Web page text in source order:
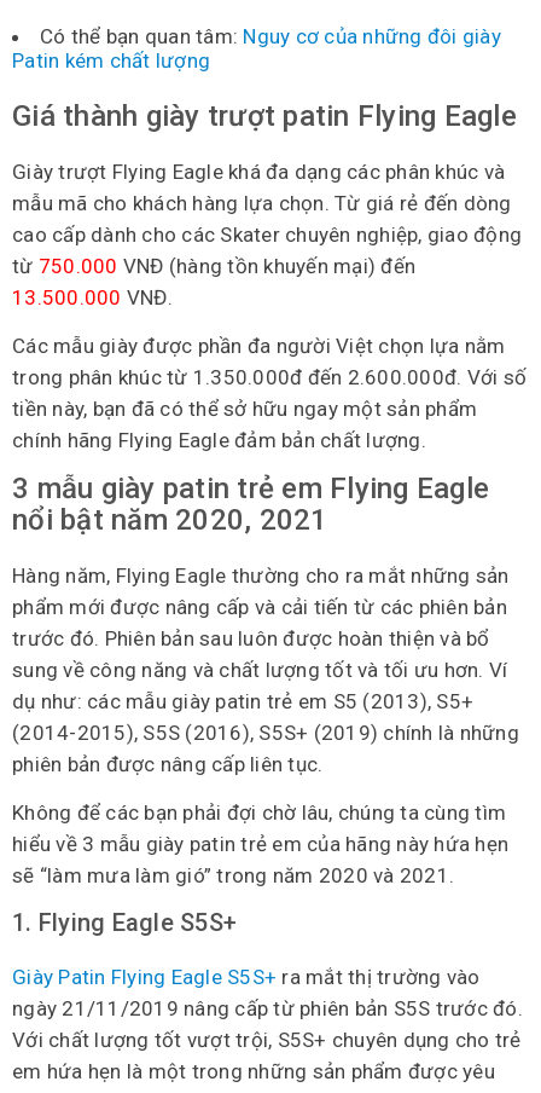
Có thể bạn quan tâm: Nguy cơ của những đôi giày
Patin kém chất lượng
Giá thành giày trượt patin Flying Eagle
Giày trượt Flying Eagle khá đa dạng các phân khúc và
mẫu mã cho khách hàng lựa chọn. Từ giá rẻ đến dòng
cao cấp dành cho các Skater chuyên nghiệp, giao động
từ 750.000 VNĐ (hàng tồn khuyến mại) đến
13.500.000 VNĐ.
Các mẫu giày được phần đa người Việt chọn lựa nằm
trong phân khúc từ 1.350.000đ đến 2.600.000đ. Với số
tiền này, bạn đã có thể sở hữu ngay một sản phẩm
chính hãng Flying Eagle đảm bản chất lượng.
3 mẫu giày patin trẻ em Flying Eagle
nổi bật năm 2020, 2021
Hàng năm, Flying Eagle thường cho ra mắt những sản
phẩm mới được nâng cấp và cải tiến từ các phiên bản
trước đó. Phiên bản sau luôn được hoàn thiện và bổ
sung về công năng và chất lượng tốt và tối ưu hơn. Ví
dụ như: các mẫu giày patin trẻ em S5 (2013), S5+
(2014-2015), S5S (2016), S5S+ (2019) chính là những
phiên bản được nâng cấp liên tục.
Không để các bạn phải đợi chờ lâu, chúng ta cùng tìm
hiểu về 3 mẫu giày patin trẻ em của hãng này hứa hẹn
sẽ “làm mưa làm gió” trong năm 2020 và 2021.
1. Flying Eagle S5S+
Giày Patin Flying Eagle S5S+ ra mắt thị trường vào
ngày 21/11/2019 nâng cấp từ phiên bản S5S trước đó.
Với chất lượng tốt vượt trội, S5S+ chuyên dụng cho trẻ
em hứa hẹn là một trong những sản phẩm được yêu